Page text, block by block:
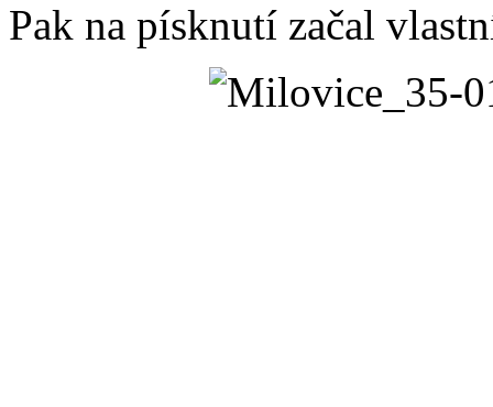
Pak na písknutí začal